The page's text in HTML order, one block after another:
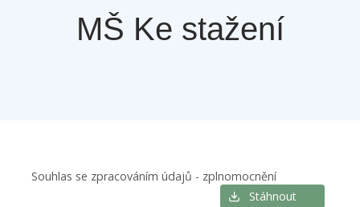
MŠ Ke stažení
Souhlas se zpracováním údajů - zplnomocnění
Stáhnout